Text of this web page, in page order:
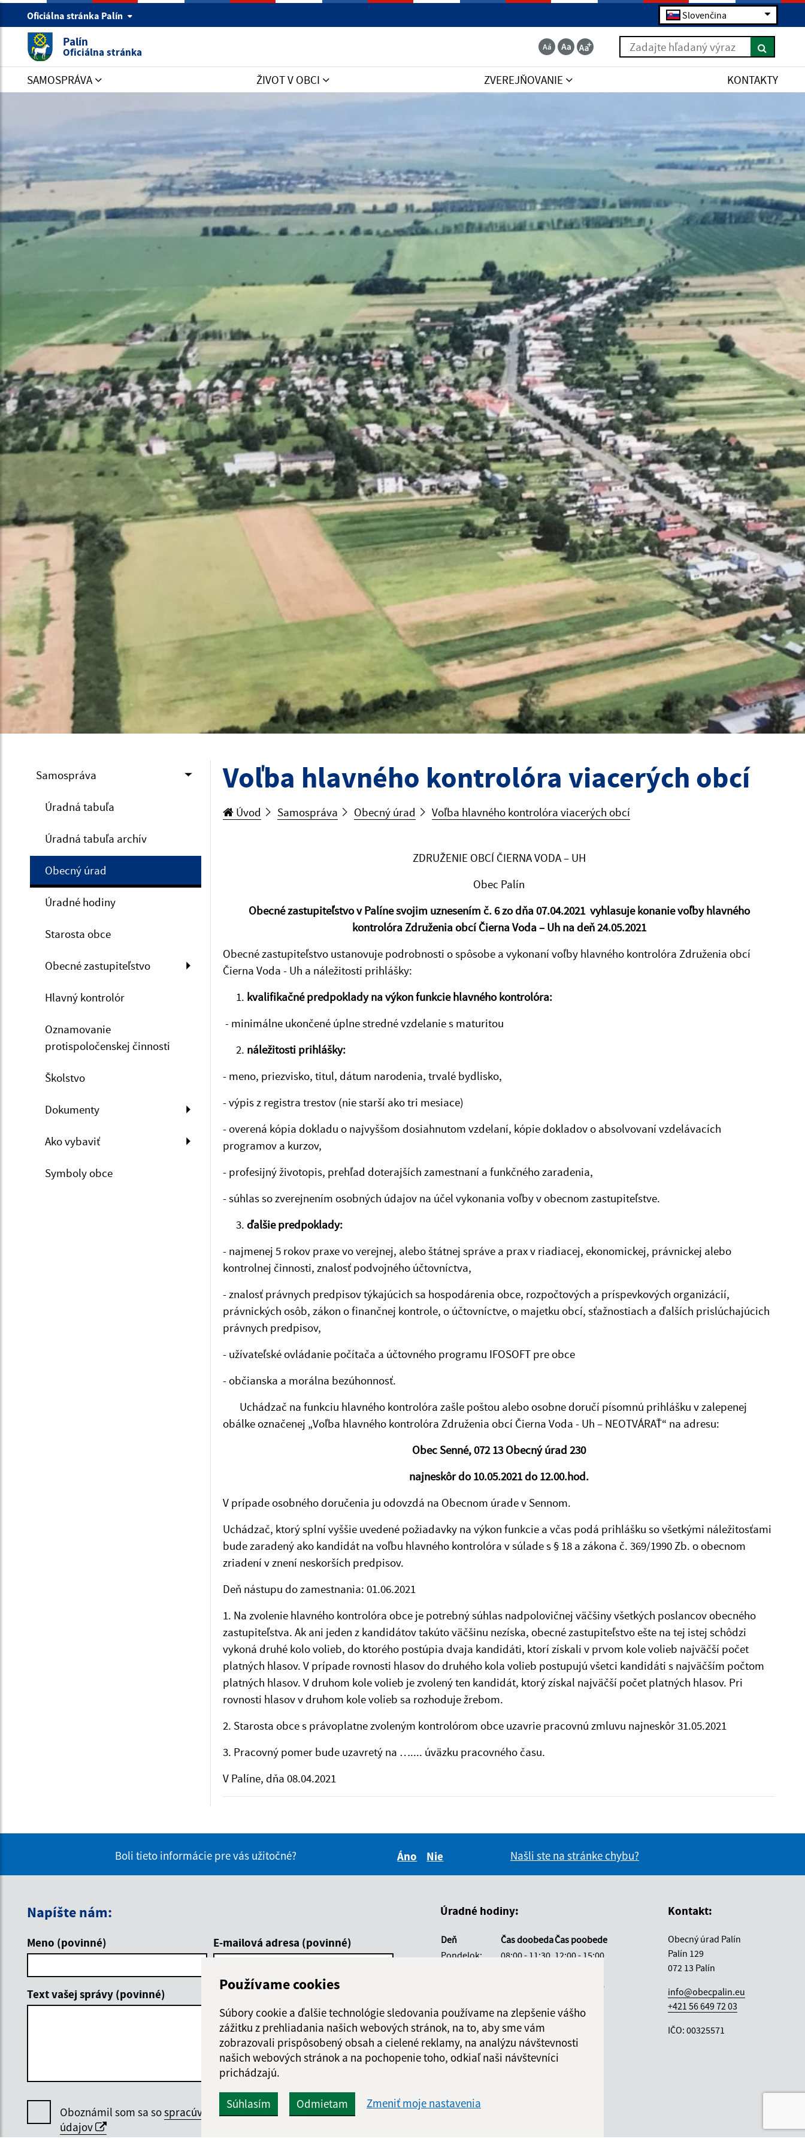
Používame cookies
Súbory cookie a ďalšie technológie sledovania používame na zlepšenie vášho
zážitku z prehliadania našich webových stránok, na to, aby sme vám
zobrazovali prispôsobený obsah a cielené reklamy, na analýzu návštevnosti
našich webových stránok a na pochopenie toho, odkiaľ naši návštevníci
prichádzajú.
Súhlasím Odmietam Zmeniť moje nastavenia
Oficiálna stránka Palín Slovenčina
Palín
Oficiálna stránka
Zadajte hľadaný výraz
SAMOSPRÁVA ŽIVOT V OBCI ZVEREJŇOVANIE KONTAKTY
Samospráva
Úradná tabuľa
Úradná tabuľa archív
Obecný úrad
Úradné hodiny
Starosta obce
Obecné zastupiteľstvo
Hlavný kontrolór
Oznamovanie
protispoločenskej činnosti
Školstvo
Dokumenty
Ako vybaviť
Symboly obce
Voľba hlavného kontrolóra viacerých obcí
Úvod Samospráva Obecný úrad Voľba hlavného kontrolóra viacerých obcí
ZDRUŽENIE OBCÍ ČIERNA VODA – UH
Obec Palín
Obecné zastupiteľstvo v Palíne svojim uznesením č. 6 zo dňa 07.04.2021 vyhlasuje konanie voľby hlavného
kontrolóra Združenia obcí Čierna Voda – Uh na deň 24.05.2021
Obecné zastupiteľstvo ustanovuje podrobnosti o spôsobe a vykonaní voľby hlavného kontrolóra Združenia obcí
Čierna Voda - Uh a náležitosti prihlášky:
kvalifikačné predpoklady na výkon funkcie hlavného kontrolóra:
- minimálne ukončené úplne stredné vzdelanie s maturitou
náležitosti prihlášky:
- meno, priezvisko, titul, dátum narodenia, trvalé bydlisko,
- výpis z registra trestov (nie starší ako tri mesiace)
- overená kópia dokladu o najvyššom dosiahnutom vzdelaní, kópie dokladov o absolvovaní vzdelávacích
programov a kurzov,
- profesijný životopis, prehľad doterajších zamestnaní a funkčného zaradenia,
- súhlas so zverejnením osobných údajov na účel vykonania voľby v obecnom zastupiteľstve.
ďalšie predpoklady:
- najmenej 5 rokov praxe vo verejnej, alebo štátnej správe a prax v riadiacej, ekonomickej, právnickej alebo
kontrolnej činnosti, znalosť podvojného účtovníctva,
- znalosť právnych predpisov týkajúcich sa hospodárenia obce, rozpočtových a príspevkových organizácií,
právnických osôb, zákon o finančnej kontrole, o účtovníctve, o majetku obcí, sťažnostiach a ďalších prislúchajúcich
právnych predpisov,
- užívateľské ovládanie počítača a účtovného programu IFOSOFT pre obce
- občianska a morálna bezúhonnosť.
Uchádzač na funkciu hlavného kontrolóra zašle poštou alebo osobne doručí písomnú prihlášku v zalepenej
obálke označenej „Voľba hlavného kontrolóra Združenia obcí Čierna Voda - Uh – NEOTVÁRAŤ“ na adresu:
Obec Senné, 072 13 Obecný úrad 230
najneskôr do 10.05.2021 do 12.00.hod.
V prípade osobného doručenia ju odovzdá na Obecnom úrade v Sennom.
Uchádzač, ktorý splní vyššie uvedené požiadavky na výkon funkcie a včas podá prihlášku so všetkými náležitosťami
bude zaradený ako kandidát na voľbu hlavného kontrolóra v súlade s § 18 a zákona č. 369/1990 Zb. o obecnom
zriadení v znení neskorších predpisov.
Deň nástupu do zamestnania: 01.06.2021
1. Na zvolenie hlavného kontrolóra obce je potrebný súhlas nadpolovičnej väčšiny všetkých poslancov obecného
zastupiteľstva. Ak ani jeden z kandidátov takúto väčšinu nezíska, obecné zastupiteľstvo ešte na tej istej schôdzi
vykoná druhé kolo volieb, do ktorého postúpia dvaja kandidáti, ktorí získali v prvom kole volieb najväčší počet
platných hlasov. V prípade rovnosti hlasov do druhého kola volieb postupujú všetci kandidáti s najväčším počtom
platných hlasov. V druhom kole volieb je zvolený ten kandidát, ktorý získal najväčší počet platných hlasov. Pri
rovnosti hlasov v druhom kole volieb sa rozhoduje žrebom.
2. Starosta obce s právoplatne zvoleným kontrolórom obce uzavrie pracovnú zmluvu najneskôr 31.05.2021
3. Pracovný pomer bude uzavretý na ….... úväzku pracovného času.
V Palíne, dňa 08.04.2021
Boli tieto informácie pre vás užitočné?
Áno
Nie
Našli ste na stránke chybu?
Napíšte nám:
Meno (povinné) E-mailová adresa (povinné)
Text vašej správy (povinné)
Oboznámil som sa sospracúvaním osobných
údajov
Google reCaptcha Response
Odoslať
Úradné hodiny:
Deň Čas doobedaČas poobede
Pondelok:
08:00 - 11:30 12:00 - 15:00
12:00 - 17:00
Piatok:
08:00 - 12:30
Obedňajšia prestávka:11:30 - 12:00
Kontakt:
Obecný úrad Palín
Palín 129
072 13 Palín
info@obecpalin.eu
+421 56 649 72 03
IČO: 00325571